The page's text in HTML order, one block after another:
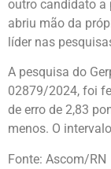
outro candidato a
abriu mão da
líder nas
A pesquisa do
02879/2024, foi
de erro de 2,83
menos. O
Fonte: Ascom/RN